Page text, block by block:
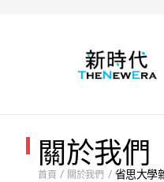
關於我們
首頁 關於我們 省思大學